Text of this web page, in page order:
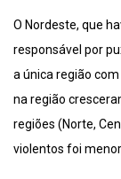
O Nordeste, que
responsável por
a única região
na região
regiões (Norte,
violentos foi